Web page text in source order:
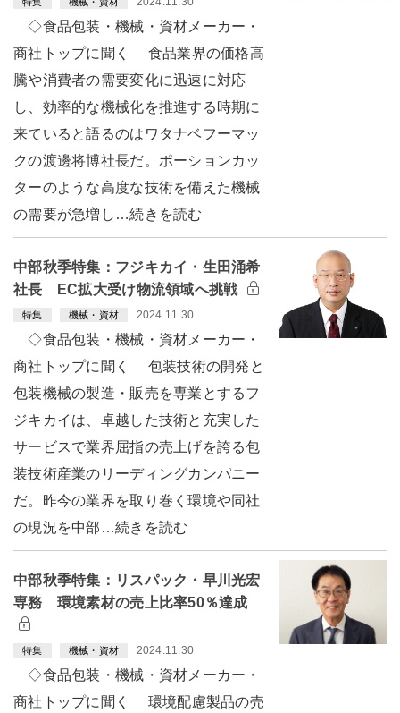
◇食品包装・機械・資材メーカー・
商社トップに聞く 食品業界の価格高
騰や消費者の需要変化に迅速に対応
し、効率的な機械化を推進する時期に
来ていると語るのはワタナベフーマッ
クの渡邊将博社長だ。ポーションカッ
ターのような高度な技術を備えた機械
の需要が急増し…続きを読む
中部秋季特集：フジキカイ・生田涌希
社長 EC拡大受け物流領域へ挑戦
特集 機械・資材 2024.11.30
◇食品包装・機械・資材メーカー・
商社トップに聞く 包装技術の開発と
包装機械の製造・販売を専業とするフ
ジキカイは、卓越した技術と充実した
サービスで業界屈指の売上げを誇る包
装技術産業のリーディングカンパニー
だ。昨今の業界を取り巻く環境や同社
の現況を中部…続きを読む
中部秋季特集：リスパック・早川光宏
専務 環境素材の売上比率50％達成
特集 機械・資材 2024.11.30
◇食品包装・機械・資材メーカー・
商社トップに聞く 環境配慮製品の売